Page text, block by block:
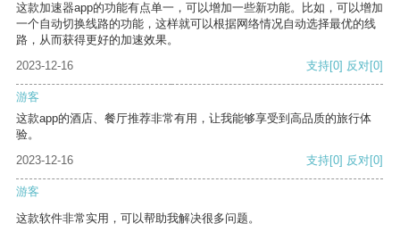
这款加速器app的功能有点单一，可以增加一些新功能。比如，可以增加
一个自动切换线路的功能，这样就可以根据网络情况自动选择最优的线
路，从而获得更好的加速效果。
2023-12-16
支持[0] 反对[0]
游客
这款app的酒店、餐厅推荐非常有用，让我能够享受到高品质的旅行体
验。
2023-12-16
支持[0] 反对[0]
游客
这款软件非常实用，可以帮助我解决很多问题。